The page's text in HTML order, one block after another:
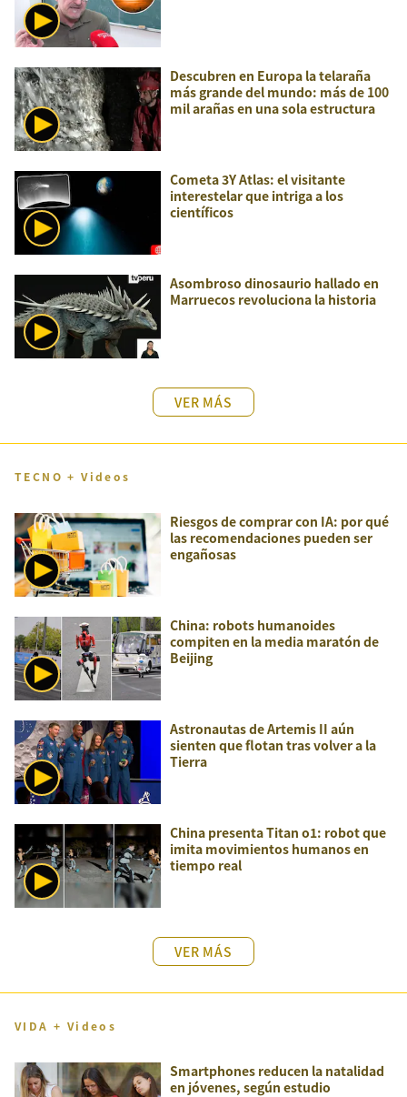
Descubren en Europa la telaraña
más grande del mundo: más de 100
mil arañas en una sola estructura
Cometa 3Y Atlas: el visitante
interestelar que intriga a los
científicos
Asombroso dinosaurio hallado en
Marruecos revoluciona la historia
VER MÁS
TECNO + Videos
Riesgos de comprar con IA: por qué
las recomendaciones pueden ser
engañosas
China: robots humanoides
compiten en la media maratón de
Beijing
Astronautas de Artemis II aún
sienten que flotan tras volver a la
Tierra
China presenta Titan o1: robot que
imita movimientos humanos en
tiempo real
VER MÁS
VIDA + Videos
Smartphones reducen la natalidad
en jóvenes, según estudio